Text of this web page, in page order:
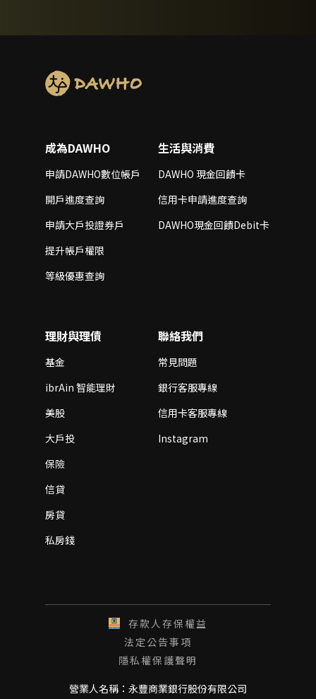
成為DAWHO
申請DAWHO數位帳戶
開戶進度查詢
申請大戶投證券戶
提升帳戶權限
等級優惠查詢
生活與消費
DAWHO 現金回饋卡
信用卡申請進度查詢
DAWHO現金回饋Debit卡
理財與理債
基金
ibrAin 智能理財
美股
大戶投
保險
信貸
房貸
私房錢
聯絡我們
常見問題
銀行客服專線
信用卡客服專線
Instagram
存款人存保權益
法定公告事項
隱私權保護聲明
營業人名稱：永豐商業銀行股份有限公司